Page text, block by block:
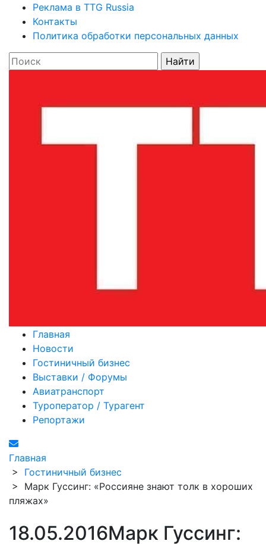
Реклама в TTG Russia
Контакты
Политика обработки персональных данных
Главная
Новости
Гостиничный бизнес
Выставки / Форумы
Авиатранспорт
Туроператор / Турагент
Репортажи
Главная
> Гостиничный бизнес
> Марк Гуссинг: «Россияне знают толк в хороших
пляжах»
18.05.2016Марк Гуссинг: